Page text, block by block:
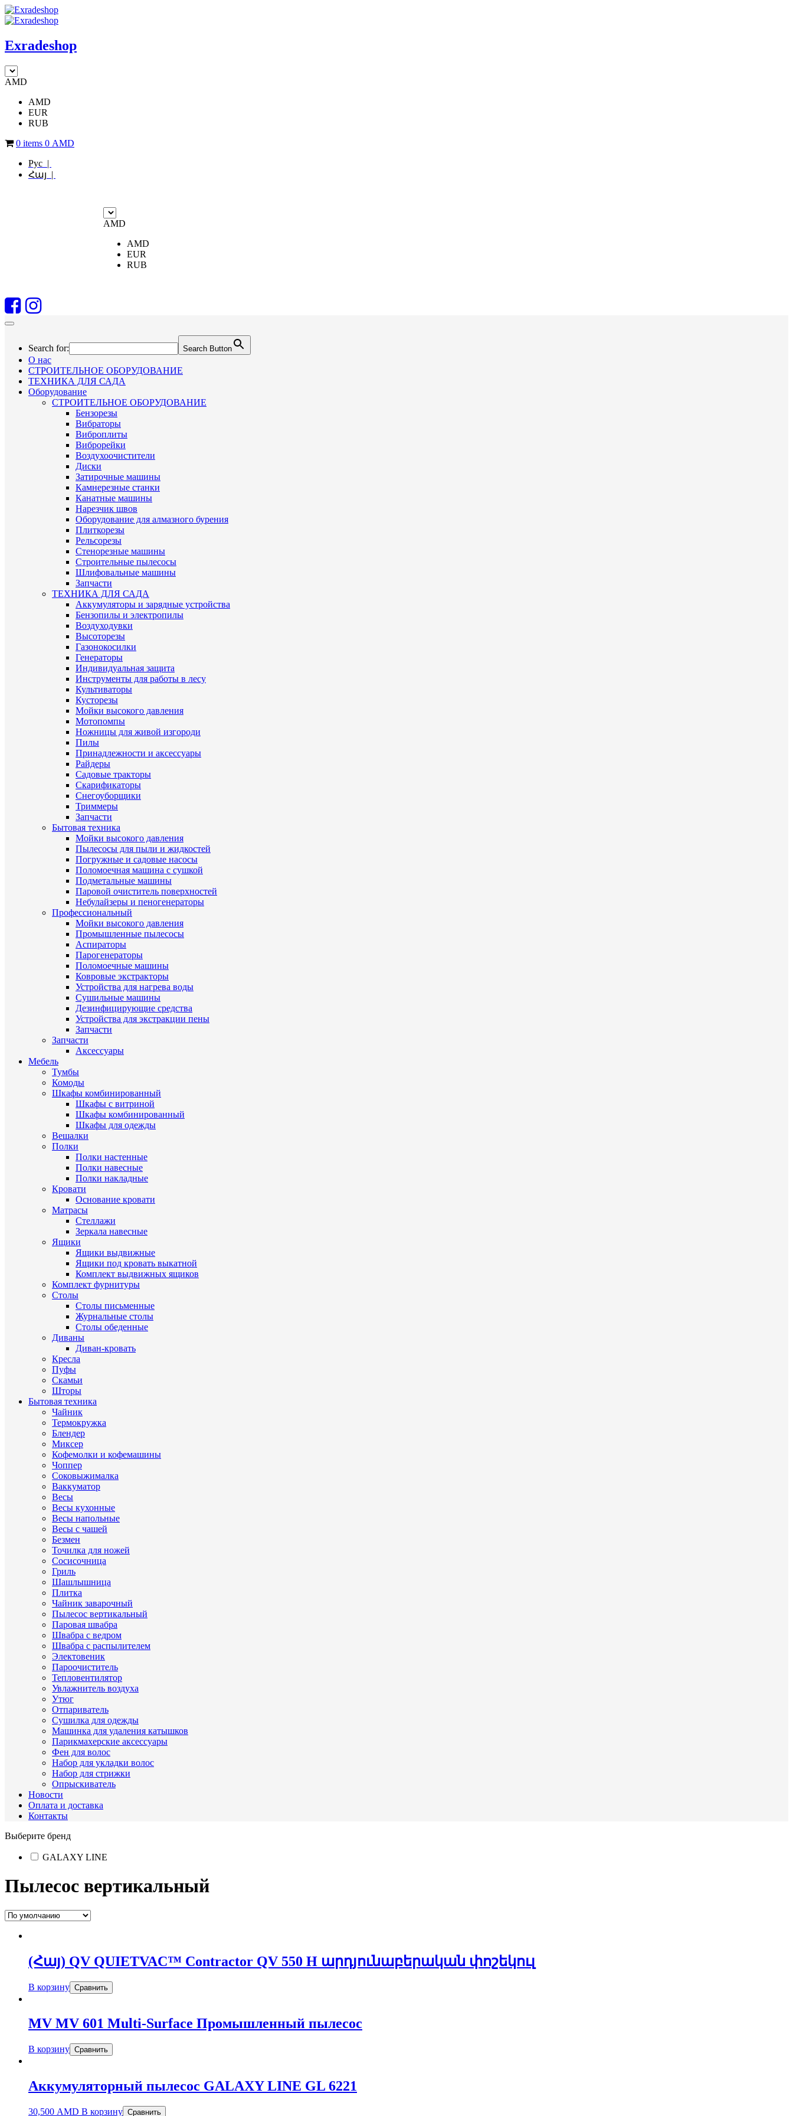
Exradeshop
AMD
AMD
EUR
RUB
0 items 0 AMD
Рус |
Հայ |
AMD
AMD
EUR
RUB
Search for: Search Button
О нас
СТРОИТЕЛЬНОЕ ОБОРУДОВАНИЕ
ТЕХНИКА ДЛЯ САДА
Оборудование
СТРОИТЕЛЬНОЕ ОБОРУДОВАНИЕ
Бензорезы
Вибраторы
Виброплиты
Виброрейки
Воздухоочистители
Диски
Затирочные машины
Камнерезные станки
Канатные машины
Нарезчик швов
Оборудование для алмазного бурения
Плиткорезы
Рельсорезы
Стенорезные машины
Строительные пылесосы
Шлифовальные машины
Запчасти
ТЕХНИКА ДЛЯ САДА
Аккумуляторы и зарядные устройства
Бензопилы и электропилы
Воздуходувки
Высоторезы
Газонокосилки
Генераторы
Индивидуальная защита
Инструменты для работы в лесу
Культиваторы
Кусторезы
Мойки высокого давления
Мотопомпы
Ножницы для живой изгороди
Пилы
Принадлежности и аксессуары
Райдеры
Садовые тракторы
Скарификаторы
Снегоуборщики
Триммеры
Запчасти
Бытовая техника
Мойки высокого давления
Пылесосы для пыли и жидкостей
Погружные и садовые насосы
Поломоечная машина с сушкой
Подметальные машины
Паровой очиститель поверхностей
Небулайзеры и пеногенераторы
Профессиональный
Мойки высокого давления
Промышленные пылесосы
Аспираторы
Парогенераторы
Поломоечные машины
Ковровые экстракторы
Устройства для нагрева воды
Сушильные машины
Дезинфицирующие средства
Устройства для экстракции пены
Запчасти
Запчасти
Аксессуары
Мебель
Тумбы
Комоды
Шкафы комбинированный
Шкафы с витриной
Шкафы комбинированный
Шкафы для одежды
Вешалки
Полки
Полки настенные
Полки навесные
Полки накладные
Кровати
Основание кровати
Матрасы
Стеллажи
Зеркала навесные
Ящики
Ящики выдвижные
Ящики под кровать выкатной
Комплект выдвижных ящиков
Комплект фурнитуры
Столы
Столы письменные
Журнальные cтолы
Столы обеденные
Диваны
Диван-кровать
Кресла
Пуфы
Скамьи
Шторы
Бытовая техника
Чайник
Термокружка
Блендер
Миксер
Кофемолки и кофемашины
Чоппер
Соковыжималка
Ваккуматор
Весы
Весы кухонные
Весы напольные
Весы с чашей
Безмен
Точилка для ножей
Сосисочница
Гриль
Шашлышница
Плитка
Чайник заварочный
Пылесос вертикальный
Паровая швабра
Швабра с ведром
Швабра с распылителем
Электовеник
Пароочиститель
Тепловентилятор
Увлажнитель воздуха
Утюг
Отпариватель
Сушилка для одежды
Машинка для удаления катышков
Парикмахерские аксессуары
Фен для волос
Набор для укладки волос
Набор для стрижки
Опрыскиватель
Новости
Оплата и доставка
Контакты
Выберите бренд
GALAXY LINE
Пылесос вертикальный
(Հայ) QV QUIETVAC™ Contractor QV 550 H արդյունաբերական փոշեկուլ
В корзину Сравнить
MV MV 601 Multi-Surface Промышленный пылесос
В корзину Сравнить
Аккумуляторный пылесос GALAXY LINE GL 6221
30,500 AMD В корзину Сравнить